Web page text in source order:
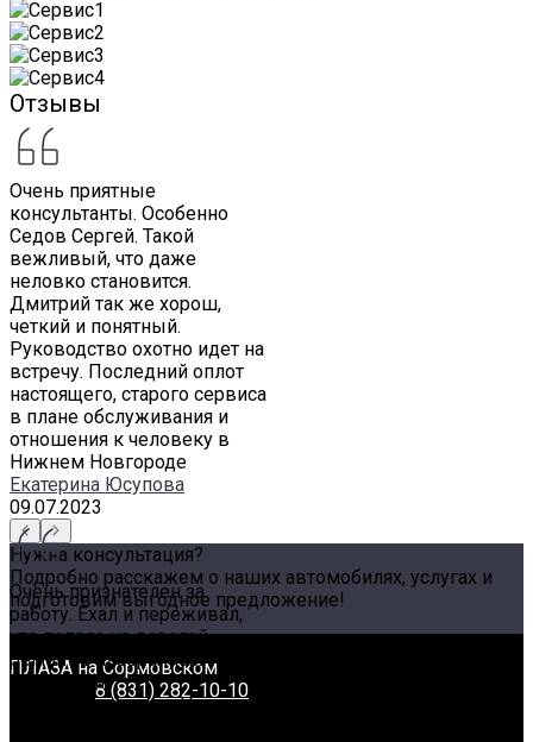
Отзывы
Очень приятные
консультанты. Особенно
Седов Сергей. Такой
вежливый, что даже
неловко становится.
Дмитрий так же хорош,
четкий и понятный.
Руководство охотно идет на
встречу. Последний оплот
настоящего, старого сервиса
в плане обслуживания и
отношения к человеку в
Нижнем Новгороде
Екатерина Юсупова
09.07.2023
Очень признателен за
работу. Ехал и переживал,
что попала на дорогой
ремонт. Разобрались.
Успокоили.
Отремонтировали. Ничего
Нужна консультация?
Подробно расскажем о наших автомобилях, услугах и
подготовим выгодное предложение!
Задать вопрос
ПЛАЗА на Сормовском
8 (831) 282-10-10